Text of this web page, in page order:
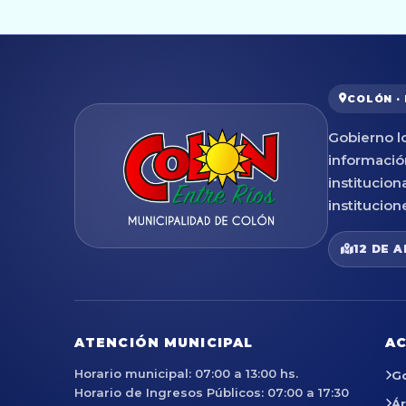
COLÓN ·
Gobierno
12 DE
ATENCIÓN MUNICIPAL
Horario municipal: 07:00 a 13:00 hs.
Horario de Ingresos Públicos: 07:00 a 17:30